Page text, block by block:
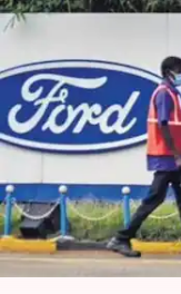
மீண்டும்
எழுதியவர்
செய்தி